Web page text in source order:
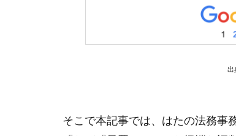
出
そこで本記事では、はたの法務事